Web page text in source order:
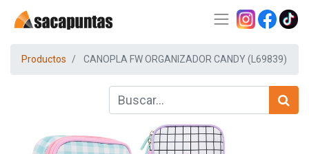
Productos CANOPLA FW ORGANIZADOR CANDY (L69839)